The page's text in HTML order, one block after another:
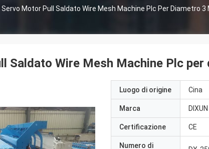
Servo Motor Pull Saldato Wire Mesh Machine Plc Per Diametro 3
Saldato Wire Mesh Machine Plc
Luogo di origine Cina
Marca DIXUN
Certificazione CE
Numero di